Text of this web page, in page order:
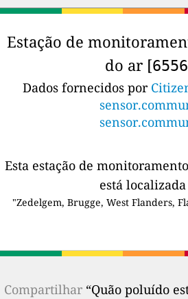
Estação de
do ar [
Dados fornecidos por
Esta estação de
está
"Zedelgem, Brugge, West Flanders,
Compartilhar“Quão poluído